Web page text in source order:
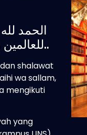
الحمد
للعالمين وعلى آله وصحبه ومن تبعهم بإحسان إلى يوم الدين..
shalawat
wa sallam,
mengikuti
yang